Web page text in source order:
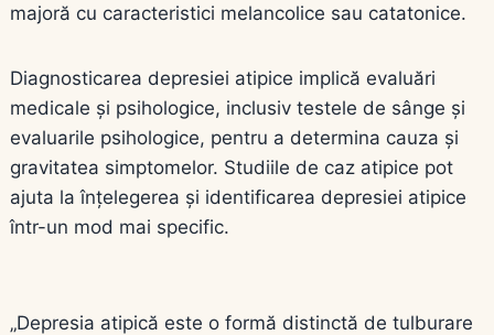
majoră cu caracteristici melancolice sau catatonice.
Diagnosticarea depresiei atipice implică evaluări
medicale și psihologice, inclusiv testele de sânge și
evaluarile psihologice, pentru a determina cauza și
gravitatea simptomelor. Studiile de caz atipice pot
ajuta la înțelegerea și identificarea depresiei atipice
într-un mod mai specific.
„Depresia atipică este o formă distinctă de tulburare